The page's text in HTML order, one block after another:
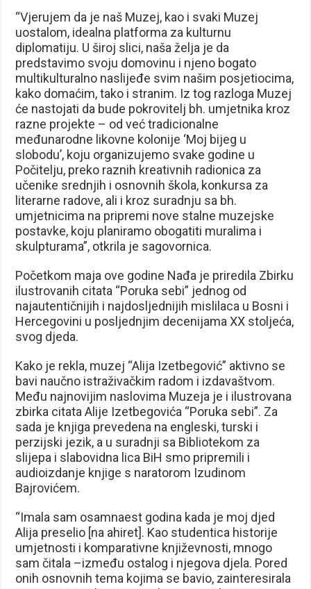
“Vjerujem da je naš Muzej, kao i svaki Muzej
uostalom, idealna platforma za kulturnu
diplomatiju. U široj slici, naša želja je da
predstavimo svoju domovinu i njeno bogato
multikulturalno naslijeđe svim našim posjetiocima,
kako domaćim, tako i stranim. Iz tog razloga Muzej
će nastojati da bude pokrovitelj bh. umjetnika kroz
razne projekte – od već tradicionalne
međunarodne likovne kolonije ‘Moj bijeg u
slobodu’, koju organizujemo svake godine u
Počitelju, preko raznih kreativnih radionica za
učenike srednjih i osnovnih škola, konkursa za
literarne radove, ali i kroz suradnju sa bh.
umjetnicima na pripremi nove stalne muzejske
postavke, koju planiramo obogatiti muralima i
skulpturama”, otkrila je sagovornica.
Početkom maja ove godine Nađa je priredila Zbirku
ilustrovanih citata “Poruka sebi” jednog od
najautentičnijih i najdosljednijih mislilaca u Bosni i
Hercegovini u posljednjim decenijama XX stoljeća,
svog djeda.
Kako je rekla, muzej “Alija Izetbegović” aktivno se
bavi naučno istraživačkim radom i izdavaštvom.
Među najnovijim naslovima Muzeja je i ilustrovana
zbirka citata Alije Izetbegovića “Poruka sebi”. Za
sada je knjiga prevedena na engleski, turski i
perzijski jezik, a u suradnji sa Bibliotekom za
slijepa i slabovidna lica BiH smo pripremili i
audioizdanje knjige s naratorom Izudinom
Bajrovićem.
“Imala sam osamnaest godina kada je moj djed
Alija preselio [na ahiret]. Kao studentica historije
umjetnosti i komparativne književnosti, mnogo
sam čitala –između ostalog i njegova djela. Pored
onih osnovnih tema kojima se bavio, zainteresirala